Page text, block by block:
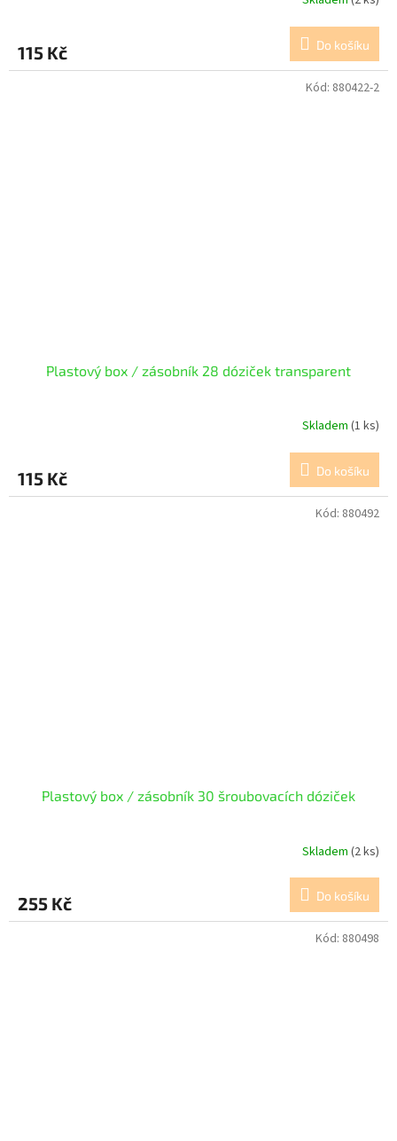
115 Kč Do košíku
Plastový box / zásobník 28 dóziček transparent
Skladem (1 ks)
115 Kč Do košíku
Kód: 880422-2
Plastový box / zásobník 30 šroubovacích dóziček
Skladem (2 ks)
255 Kč Do košíku
Kód: 880492
Kód: 880498